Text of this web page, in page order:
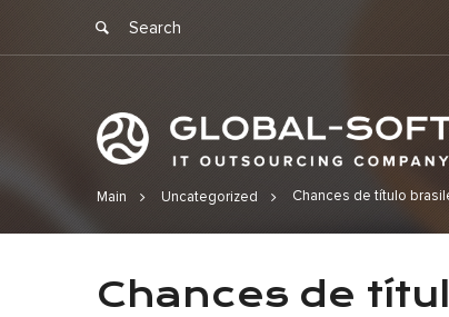
Main Uncategorized Chances de título
Chances
Chances de